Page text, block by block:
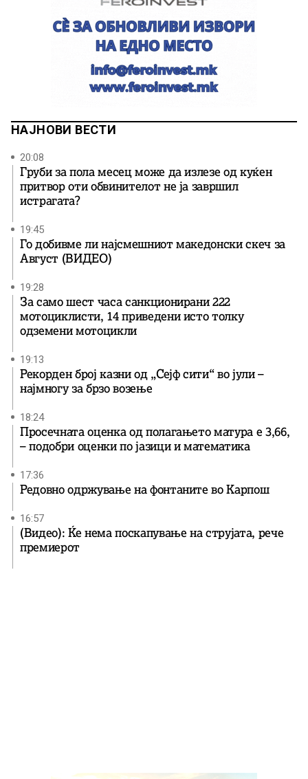
НАЈНОВИ ВЕСТИ
20:08
Груби за пола месец може да излезе од куќен
притвор оти обвинителот не ја завршил
истрагата?
19:45
Го добивме ли најсмешниот македонски скеч за
Август (ВИДЕО)
19:28
За само шест часа санкционирани 222
мотоциклисти, 14 приведени исто толку
одземени мотоцикли
19:13
Рекорден број казни од „Сејф сити“ во јули –
најмногу за брзо возење
18:24
Просечната оценка од полагањето матура е 3,66,
– подобри оценки по јазици и математика
17:36
Редовно одржување на фонтаните во Карпош
16:57
(Видео): Ќе нема поскапување на струјата, рече
премиерот